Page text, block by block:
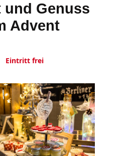
und Genuss
Advent
Aktuelles
Sponsoren
& Anfahrt
Eintritt frei